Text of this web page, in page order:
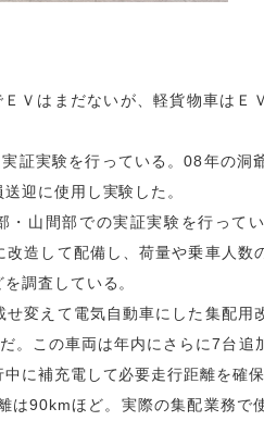
Ｖはまだないが、軽貨物車はＥ
実験を行っている。08年の洞
迎に使用し実験した。
山間部での実証実験を行って
改造して配備し、荷量や乗車人数
を調査している。
変えて電気自動車にした集配用
。この車両は年内にさらに7台追
に補充電して必要走行距離を確
90kmほど。実際の集配業務で